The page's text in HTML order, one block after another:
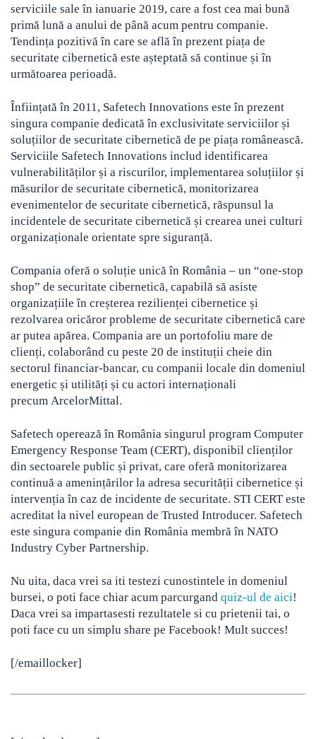
serviciile sale în ianuarie 2019, care a fost cea mai bună
primă lună a anului de până acum pentru companie.
Tendința pozitivă în care se află în prezent piața de
securitate cibernetică este așteptată să continue și în
următoarea perioadă.
Înființată în 2011, Safetech Innovations este în prezent
singura companie dedicată în exclusivitate serviciilor și
soluțiilor de securitate cibernetică de pe piața românească.
Serviciile Safetech Innovations includ identificarea
vulnerabilităților și a riscurilor, implementarea soluțiilor și
măsurilor de securitate cibernetică, monitorizarea
evenimentelor de securitate cibernetică, răspunsul la
incidentele de securitate cibernetică și crearea unei culturi
organizaționale orientate spre siguranță.
Compania oferă o soluție unică în România – un “one-stop
shop” de securitate cibernetică, capabilă să asiste
organizațiile în creșterea rezilienței cibernetice și
rezolvarea oricăror probleme de securitate cibernetică care
ar putea apărea. Compania are un portofoliu mare de
clienți, colaborând cu peste 20 de instituții cheie din
sectorul financiar-bancar, cu companii locale din domeniul
energetic și utilități și cu actori internaționali
precum ArcelorMittal.
Safetech operează în România singurul program Computer
Emergency Response Team (CERT), disponibil clienților
din sectoarele public și privat, care oferă monitorizarea
continuă a amenințărilor la adresa securității cibernetice și
intervenția în caz de incidente de securitate. STI CERT este
acreditat la nivel european de Trusted Introducer. Safetech
este singura companie din România membră în NATO
Industry Cyber Partnership.
Nu uita, daca vrei sa iti testezi cunostintele in domeniul
bursei, o poti face chiar acum parcurgand quiz-ul de aici!
Daca vrei sa impartasesti rezultatele si cu prietenii tai, o
poti face cu un simplu share pe Facebook! Mult succes!
[/emaillocker]